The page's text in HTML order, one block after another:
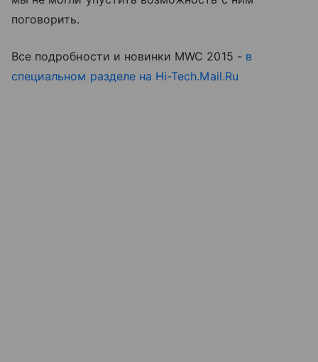
поговорить.
Все подробности и новинки MWC 2015 - в
специальном разделе на Hi-Tech.Mail.Ru